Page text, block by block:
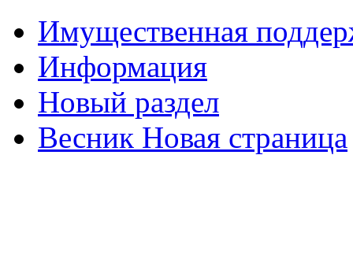
Имущественная
Информация
Новый раздел
Весник Новая страница